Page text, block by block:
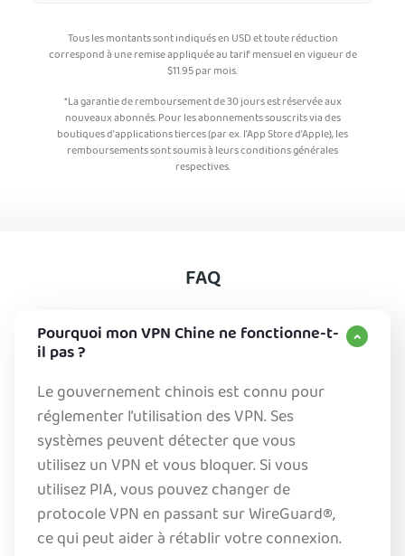
Tous les montants sont indiqués en USD et toute réduction
correspond à une remise appliquée au tarif mensuel en vigueur de
$11.95par mois.
*La garantie de remboursement de 30 jours est réservée aux
nouveaux abonnés. Pour les abonnements souscrits via des
boutiques d’applications tierces (par ex. l’App Store d’Apple), les
remboursements sont soumis à leurs conditions générales
respectives.
FAQ
Pourquoi mon VPN Chine ne fonctionne-t-
il pas ?
Le gouvernement chinois est connu pour
réglementer l’utilisation des VPN. Ses
systèmes peuvent détecter que vous
utilisez un VPN et vous bloquer. Si vous
utilisez PIA, vous pouvez changer de
protocole VPN en passant sur WireGuard®,
ce qui peut aider à rétablir votre connexion.